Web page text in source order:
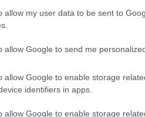
allow my user data to be sent to
allow Google to send me
allow Google to enable storage
identifiers in apps.
allow Google to enable storage
Daniele Serra,
innescherebbe un circolo
che a fronte di un
a disposizione dalla
degli imprenditori. Ciò
di moltiplicazione
genera 2,5 euro.